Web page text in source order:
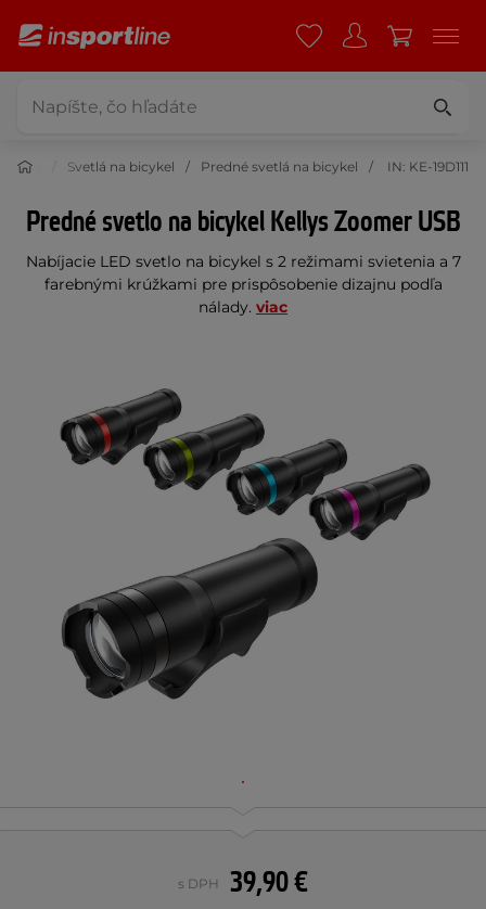
Svetlá na bicykel Predné svetlá na bicykel IN: KE-19D111
Predné svetlo na bicykel Kellys Zoomer USB
Nabíjacie LED svetlo na bicykel s 2 režimami svietenia a 7
farebnými krúžkami pre prispôsobenie dizajnu podľa
nálady. viac
39,90 €
s DPH